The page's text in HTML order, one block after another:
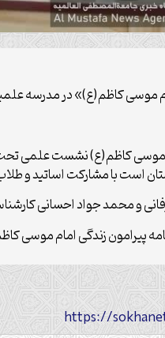
کاظم(ع)» در مدرسه
کاظم(ع) نشست علمی تحت
است با مشارکت اساتید و طلاب
و محمد جواد احسانی
پیرامون زندگی امام